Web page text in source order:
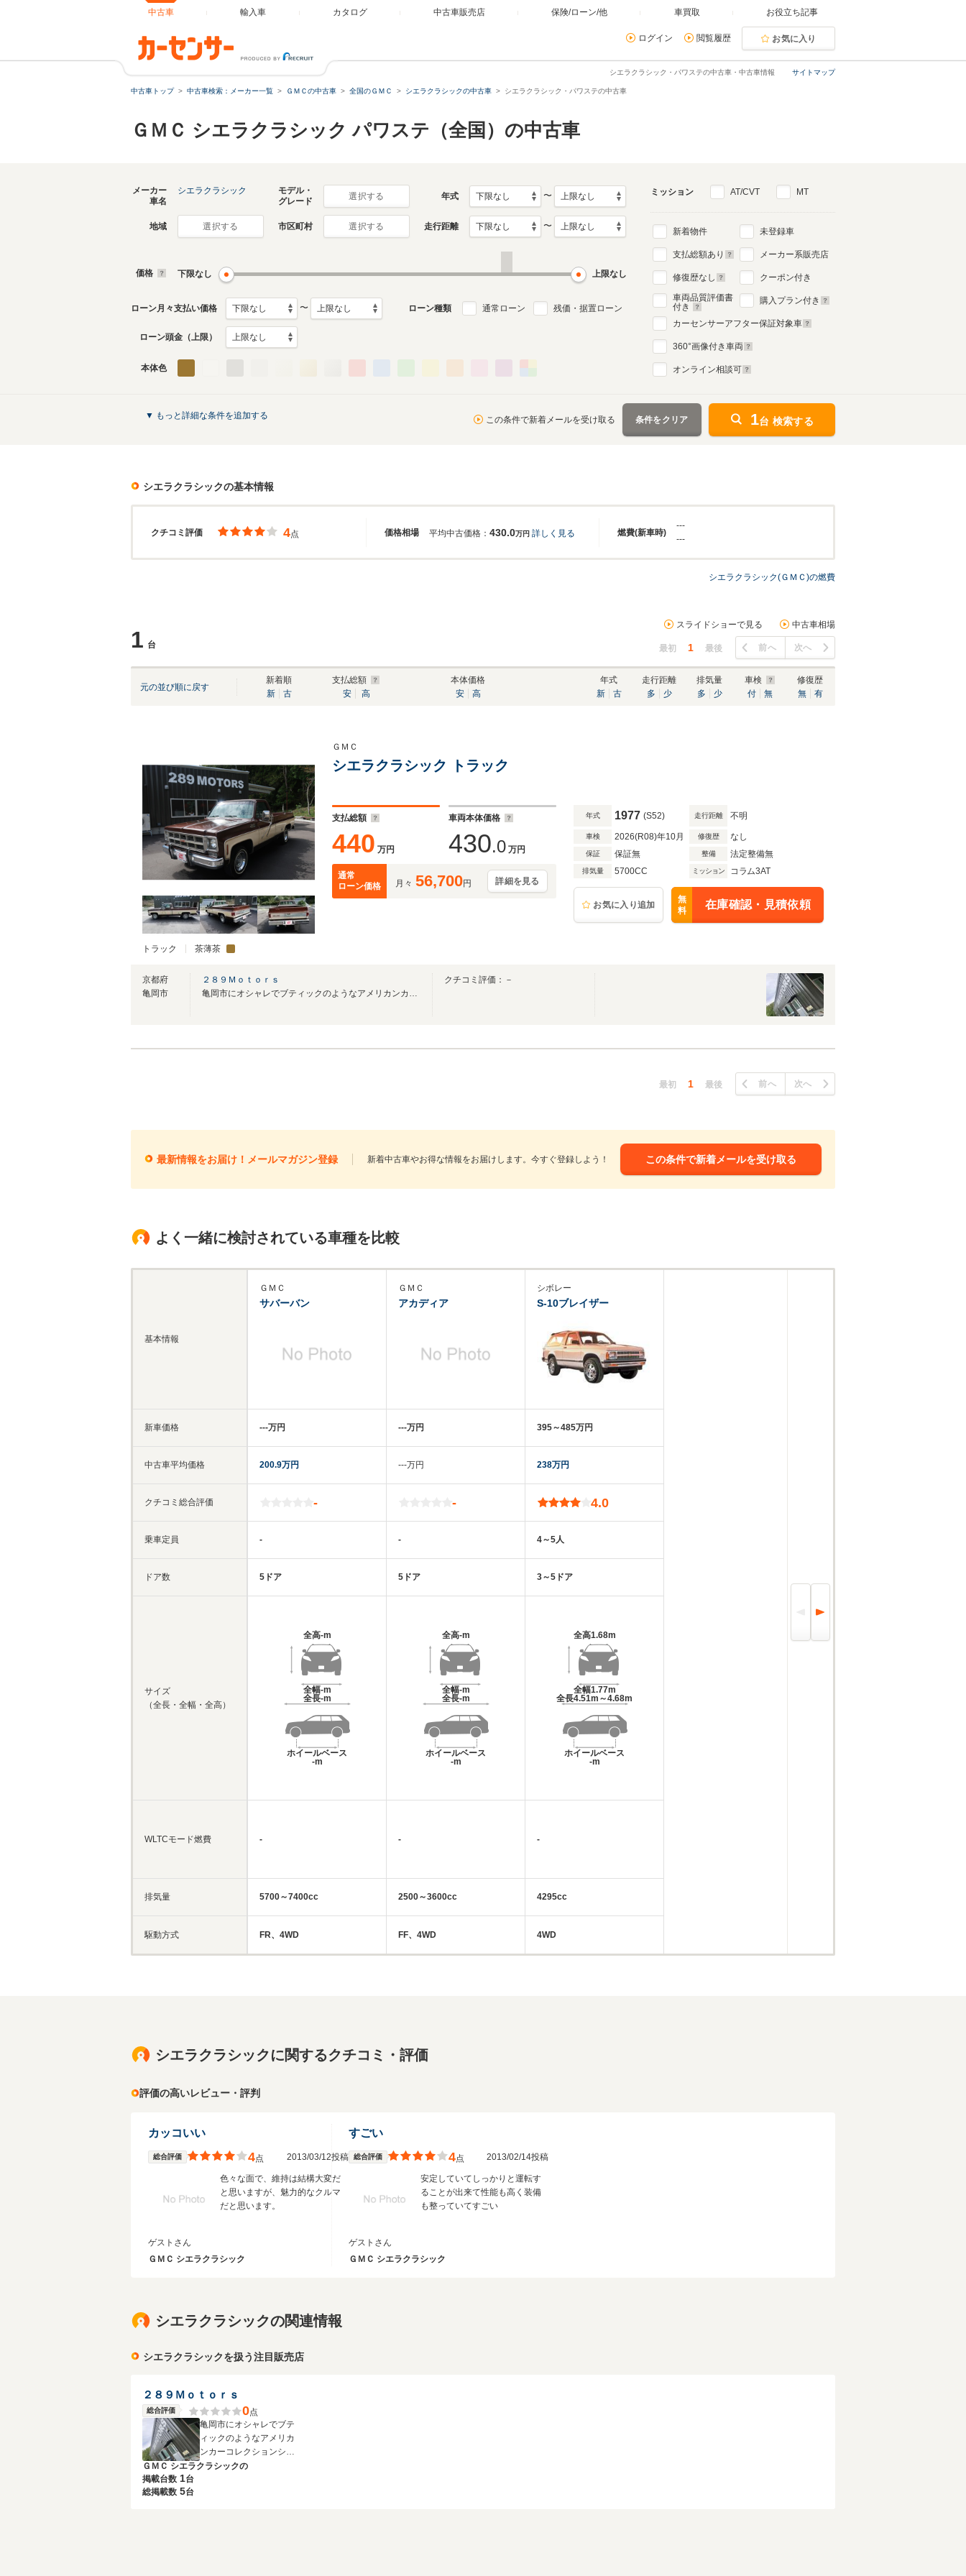
中古車 輸入車 カタログ 中古車販売店 保険/ローン/他 車買取 お役立ち記事
ログイン 閲覧履歴 お気に入り
サイトマップ
シエラクラシック・パワステの中古車・中古車情報
中古車トップ 中古車検索：メーカー一覧 ＧＭＣの中古車 全国のＧＭＣ シエラクラシックの中古車 シエラクラシック・パワステの中古車
ＧＭＣ シエラクラシック パワステ（全国）の中古車
メーカー
車名
シエラクラシック
モデル・
グレード
選択する 年式 〜
地域 選択する 市区町村 選択する 走行距離 〜
価格 下限なし 上限なし
ローン月々支払い価格 〜 ローン種類 通常ローン 残価・据置ローン
ローン頭金（上限）
本体色
ミッション AT/CVT MT
新着物件
支払総額あり
修復歴なし
車両品質評価書
付き
未登録車
メーカー系販売店
クーポン付き
購入プラン付き
カーセンサーアフター保証対象車
360°画像付き車両
オンライン相談可
▼ もっと詳細な条件を追加する この条件で新着メールを受け取る 条件をクリア 1台 検索する
シエラクラシックの基本情報
クチコミ評価 価格相場 燃費(新車時)
4点 平均中古価格： 430.0万円 詳しく見る
---
---
シエラクラシック(ＧＭＣ)の燃費
1 台
スライドショーで見る 中古車相場
最初 1 最後 前へ 次へ
元の並び順に戻す
新着順
新
古
支払総額
安
高
本体価格
安
高
年式
新
古
走行距離
多
少
排気量
多
少
車検
付
無
修復歴
無
有
トラック 茶薄茶
ＧＭＣ
シエラクラシック トラック
支払総額
440 万円
車両本体価格
430.0 万円
通常
ローン価格
月々 56,700円 詳細を見る
年式 1977 (S52) 走行距離 不明
車検 2026(R08)年10月 修復歴 なし
保証 保証無 整備 法定整備無
排気量 5700CC ミッション コラム3AT
お気に入り追加
無
料
在庫確認・見積依頼
京都府
亀岡市
２８９Ｍｏｔｏｒｓ
亀岡市にオシャレでブティックのようなアメリカンカーコレクションショップオープン！
クチコミ評価：－
最初 1 最後 前へ 次へ
最新情報をお届け！メールマガジン登録 新着中古車やお得な情報をお届けします。今すぐ登録しよう！ この条件で新着メールを受け取る
よく一緒に検討されている車種を比較
基本情報
新車価格
中古車平均価格
クチコミ総合評価
乗車定員
ドア数
サイズ
（全長・全幅・全高）
WLTCモード燃費
排気量
駆動方式
ＧＭＣ
サバーバン
‐‐‐万円
200.9万円
-
-
5ドア
全高-m
全幅-m
全長-m
ホイールベース
-m
-
5700～7400cc
FR、4WD
ＧＭＣ
アカディア
‐‐‐万円
‐‐‐万円
-
-
5ドア
全高-m
全幅-m
全長-m
ホイールベース
-m
-
2500～3600cc
FF、4WD
シボレー
S-10ブレイザー
395～485万円
238万円
4.0
4～5人
3～5ドア
全高1.68m
全幅1.77m
全長4.51m～4.68m
ホイールベース
-m
-
4295cc
4WD
シエラクラシックに関するクチコミ・評価
評価の高いレビュー・評判
カッコいい
総合評価 4点 2013/03/12投稿
色々な面で、維持は結構大変だ
と思いますが、魅力的なクルマ
だと思います。
ゲストさん
ＧＭＣ シエラクラシック
すごい
総合評価 4点 2013/02/14投稿
安定していてしっかりと運転す
ることが出来て性能も高く装備
も整っていてすごい
ゲストさん
ＧＭＣ シエラクラシック
シエラクラシックの関連情報
シエラクラシックを扱う注目販売店
２８９Ｍｏｔｏｒｓ
総合評価 0点
亀岡市にオシャレでブテ
ィックのようなアメリカ
ンカーコレクションショ
ップオープン！
ＧＭＣ シエラクラシックの
掲載台数 1台
総掲載数 5台